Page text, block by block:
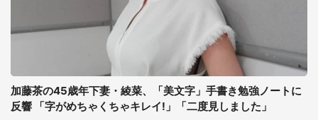
加藤茶の45歳年下妻・綾菜、「美文字」手書き勉強ノートに
反響 「字がめちゃくちゃキレイ!」「二度見しました」